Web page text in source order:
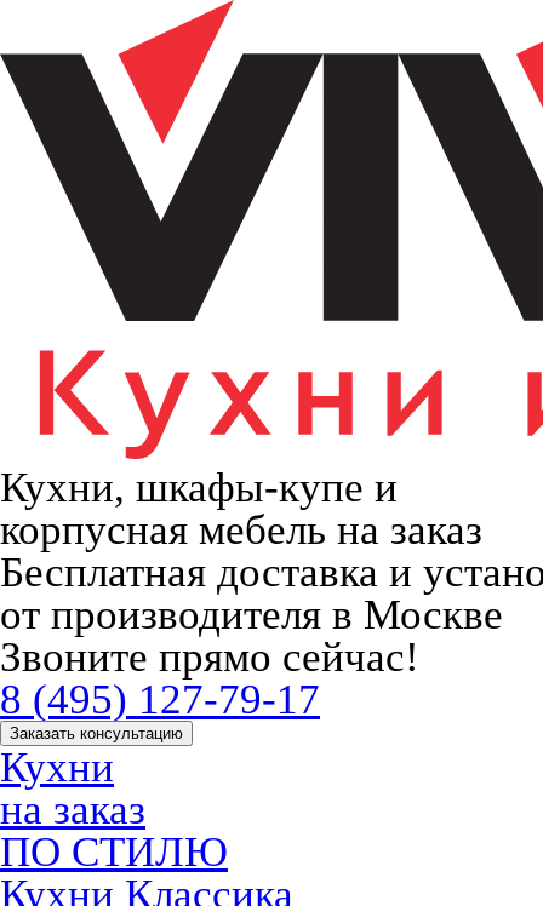
Кухни, шкафы-купе и
корпусная мебель на заказ
Бесплатная доставка и
от производителя в Москве
Звоните прямо сейчас!
8 (495) 127-79-17
Заказать консультацию
Кухни
на заказ
ПО СТИЛЮ
Кухни Классика